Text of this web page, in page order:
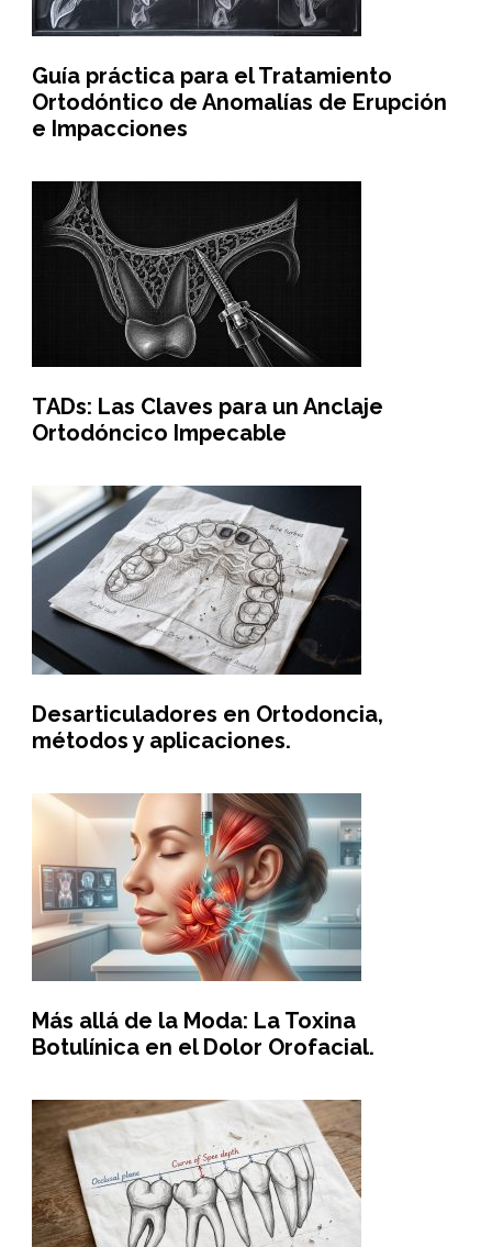
Guía práctica para el Tratamiento
Ortodóntico de Anomalías de Erupción
e Impacciones
TADs: Las Claves para un Anclaje
Ortodóncico Impecable
Desarticuladores en Ortodoncia,
métodos y aplicaciones.
Más allá de la Moda: La Toxina
Botulínica en el Dolor Orofacial.